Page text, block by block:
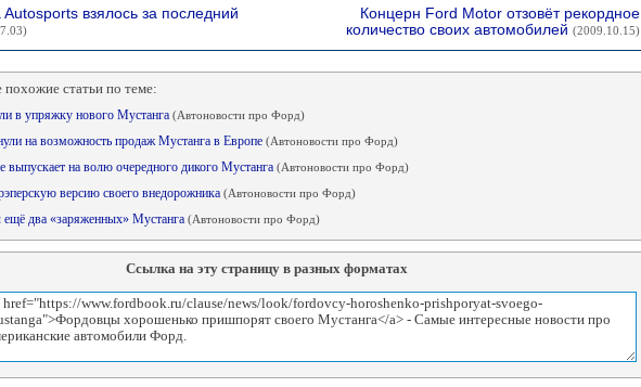
взялось за последний
Концерн Ford Motor отзовёт рекордное
количество своих автомобилей (2009.10.15)
статьи по теме:
в упряжку нового Мустанга (Автоновости про Форд)
на возможность продаж Мустанга в Европе (Автоновости про Форд)
выпускает на волю очередного дикого Мустанга (Автоновости про Форд)
версию своего внедорожника (Автоновости про Форд)
ещё два «заряженных» Мустанга (Автоновости про Форд)
Ссылка на эту страницу в разных форматах